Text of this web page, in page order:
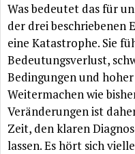
Was bedeutet dasfür
der drei beschriebenen
eine Katastrophe. Sie
Bedeutungsverlust,
Bedingungen und
Weitermachen wie
Veränderungenist
Zeit, den klaren
lassen. Eshört sich